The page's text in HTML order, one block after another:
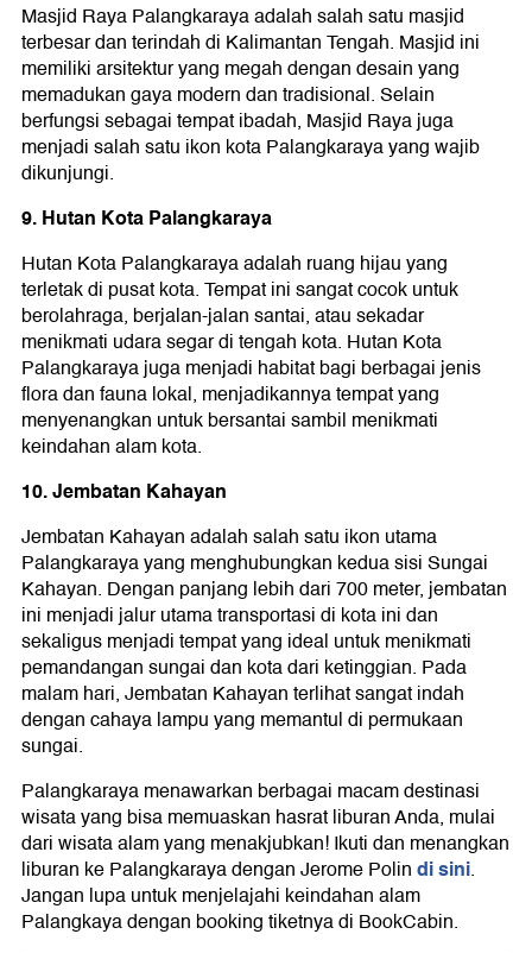
Masjid Raya Palangkaraya adalah salah satu masjid
terbesar dan terindah di Kalimantan Tengah. Masjid ini
memiliki arsitektur yang megah dengan desain yang
memadukan gaya modern dan tradisional. Selain
berfungsi sebagai tempat ibadah, Masjid Raya juga
menjadi salah satu ikon kota Palangkaraya yang wajib
dikunjungi.
9. Hutan Kota Palangkaraya
Hutan Kota Palangkaraya adalah ruang hijau yang
terletak di pusat kota. Tempat ini sangat cocok untuk
berolahraga, berjalan-jalan santai, atau sekadar
menikmati udara segar di tengah kota. Hutan Kota
Palangkaraya juga menjadi habitat bagi berbagai jenis
flora dan fauna lokal, menjadikannya tempat yang
menyenangkan untuk bersantai sambil menikmati
keindahan alam kota.
10. Jembatan Kahayan
Jembatan Kahayan adalah salah satu ikon utama
Palangkaraya yang menghubungkan kedua sisi Sungai
Kahayan. Dengan panjang lebih dari 700 meter, jembatan
ini menjadi jalur utama transportasi di kota ini dan
sekaligus menjadi tempat yang ideal untuk menikmati
pemandangan sungai dan kota dari ketinggian. Pada
malam hari, Jembatan Kahayan terlihat sangat indah
dengan cahaya lampu yang memantul di permukaan
sungai.
Palangkaraya menawarkan berbagai macam destinasi
wisata yang bisa memuaskan hasrat liburan Anda, mulai
dari wisata alam yang menakjubkan! Ikuti dan menangkan
liburan ke Palangkaraya dengan Jerome Polindi sini.
Jangan lupa untuk menjelajahi keindahan alam
Palangkaya dengan booking tiketnya di BookCabin.